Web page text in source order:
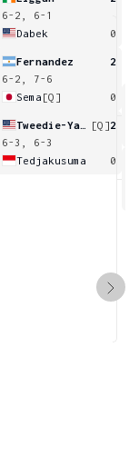
6-2, 6-1
Dabek
0
Fernandez
2
6-2, 7-6
Sema [Q] 0
[Q]2
6-3, 6-3
Tedjakusuma
0